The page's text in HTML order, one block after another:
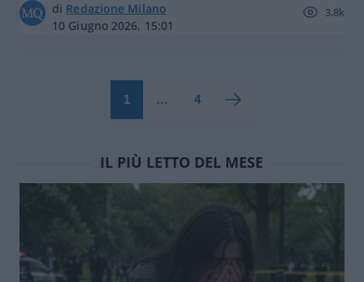
di Redazione Milano
10 Giugno 2026, 15:01
3.8k
1 … 4
IL PIÙ LETTO DEL MESE